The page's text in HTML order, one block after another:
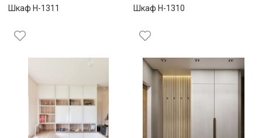
Шкаф Н-1311
Шкаф Н-1310